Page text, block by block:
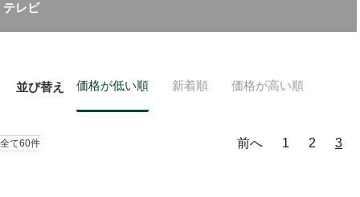
テレビ
並び替え 価格が低い順 新着順 価格が高い順
全て60件 前へ 1 2 3